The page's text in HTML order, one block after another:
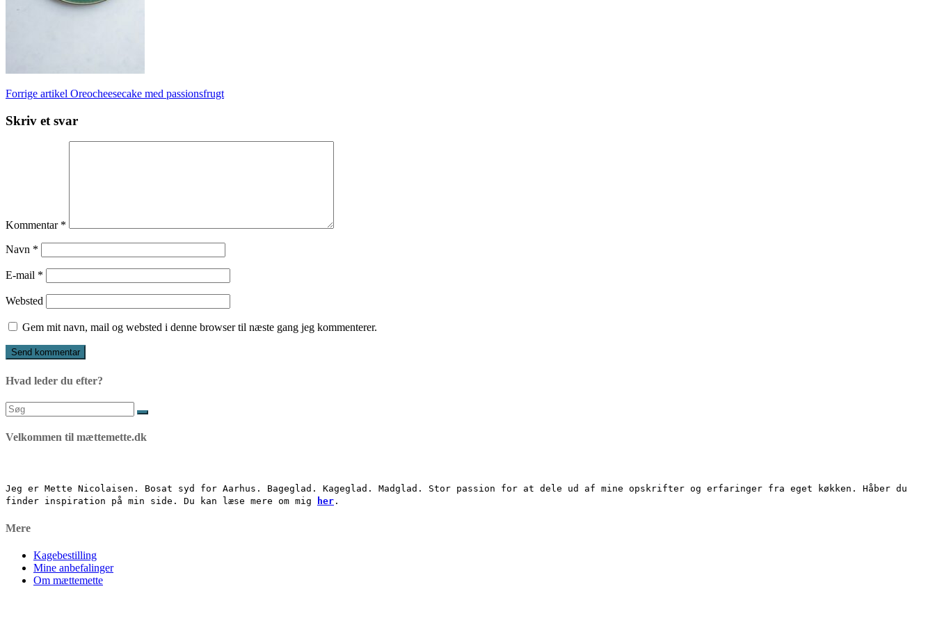
Læs
videre
Forrige artikel Oreocheesecake med passionsfrugt
Skriv et svar
Kommentar *
Navn *
E-mail *
Websted
Gem mit navn, mail og websted i denne browser til næste gang jeg kommenterer.
Hvad leder du efter?
Søg
efter:
Velkommen til mættemette.dk
Jeg er Mette Nicolaisen. Bosat syd for Aarhus. Bageglad. Kageglad. Madglad. Stor passion for at dele ud af mine opskrifter og erfaringer fra eget køkken. Håber du
finder inspiration på min side. Du kan læse mere om mig
her .
Mere
Kagebestilling
Mine anbefalinger
Om mættemette